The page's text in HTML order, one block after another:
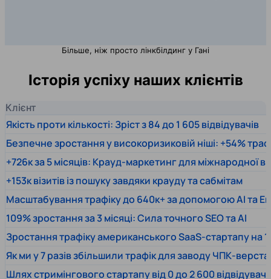
Більше, ніж просто лінкбілдинг у Гані
Історія успіху наших клієнтів
Клієнт
Якість проти кількості: Зріст з 84 до 1 605 відвідувачів
Безпечне зростання у високоризиковій ніші: +54%
+726к за 5 місяців: Крауд-маркетинг для міжнародної
+153к візитів із пошуку завдяки крауду та сабмітам
Масштабування трафіку до 640к+ за допомогою AI та
109% зростання за 3 місяці: Сила точного SEO та AI
Зростання трафіку американського SaaS-стартапу на
Як ми у 7 разів збільшили трафік для заводу ЧПК-
Шлях стримінгового стартапу від 0 до 2 600